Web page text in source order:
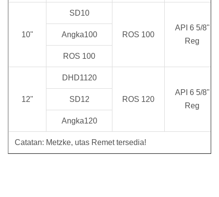
10"
SD10
ROS 100
API 6 5/8"
Reg
Angka100
ROS 100
12"
DHD1120
ROS 120
API 6 5/8"
Reg
SD12
Angka120
Catatan: Metzke, utas Remet tersedia!